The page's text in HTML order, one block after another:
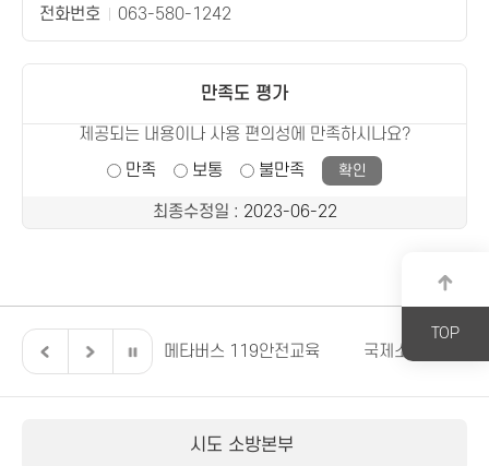
전화번호
063-580-1242
만족도 평가
제공되는 내용이나 사용 편의성에 만족하시나요?
만족
보통 불만족
최종수정일 : 2023-06-22
TOP
전북특별자치도 메타버스 119안전교육 국제소방안전박
시도 소방본부